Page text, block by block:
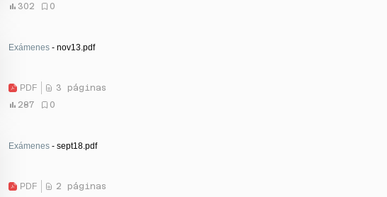
302
0
Exámenes - nov13.pdf
PDF
3 páginas
287
0
Exámenes - sept18.pdf
PDF
2 páginas